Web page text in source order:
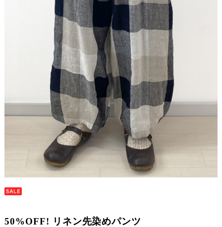
50%OFF! リネン先染めパンツ